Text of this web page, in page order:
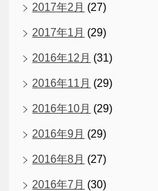
2017年2月 (27)
2017年1月 (29)
2016年12月 (31)
2016年11月 (29)
2016年10月 (29)
2016年9月 (29)
2016年8月 (27)
2016年7月 (30)